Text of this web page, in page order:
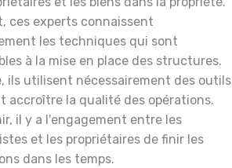
ces experts connaissent
les techniques qui sont
à la mise en place des structures.
ils utilisent nécessairement des outils
accroître la qualité des opérations.
il y a l'engagement entre les
et les propriétaires de finir les
dans les temps.